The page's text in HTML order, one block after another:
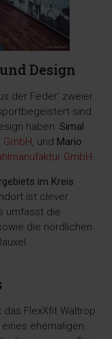
Design
der Feder' zweier
sind
haben:Simal
GmbH, und Mario
GmbH.
im Kreis
ist clever
umfasst die
die nördlichen
FlexXfit Waltrop
ehemaligen